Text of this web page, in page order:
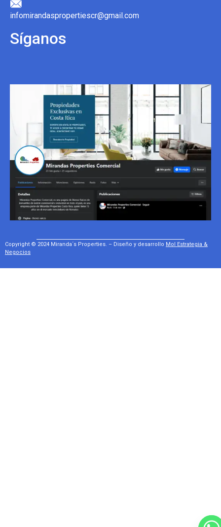
infomirandaspropertiescr@gmail.com
Síganos
Copyright © 2024 Miranda´s Properties. – Diseño y desarrollo Mol Estrategia &
Negocios